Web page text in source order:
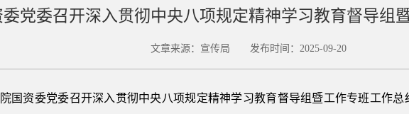
委党委召开深入贯彻中央八项规定精神学习教育督导组
文章来源：宣传局 发布时间：2025-09-20
国资委党委召开深入贯彻中央八项规定精神学习教育督导组暨工作专班工作